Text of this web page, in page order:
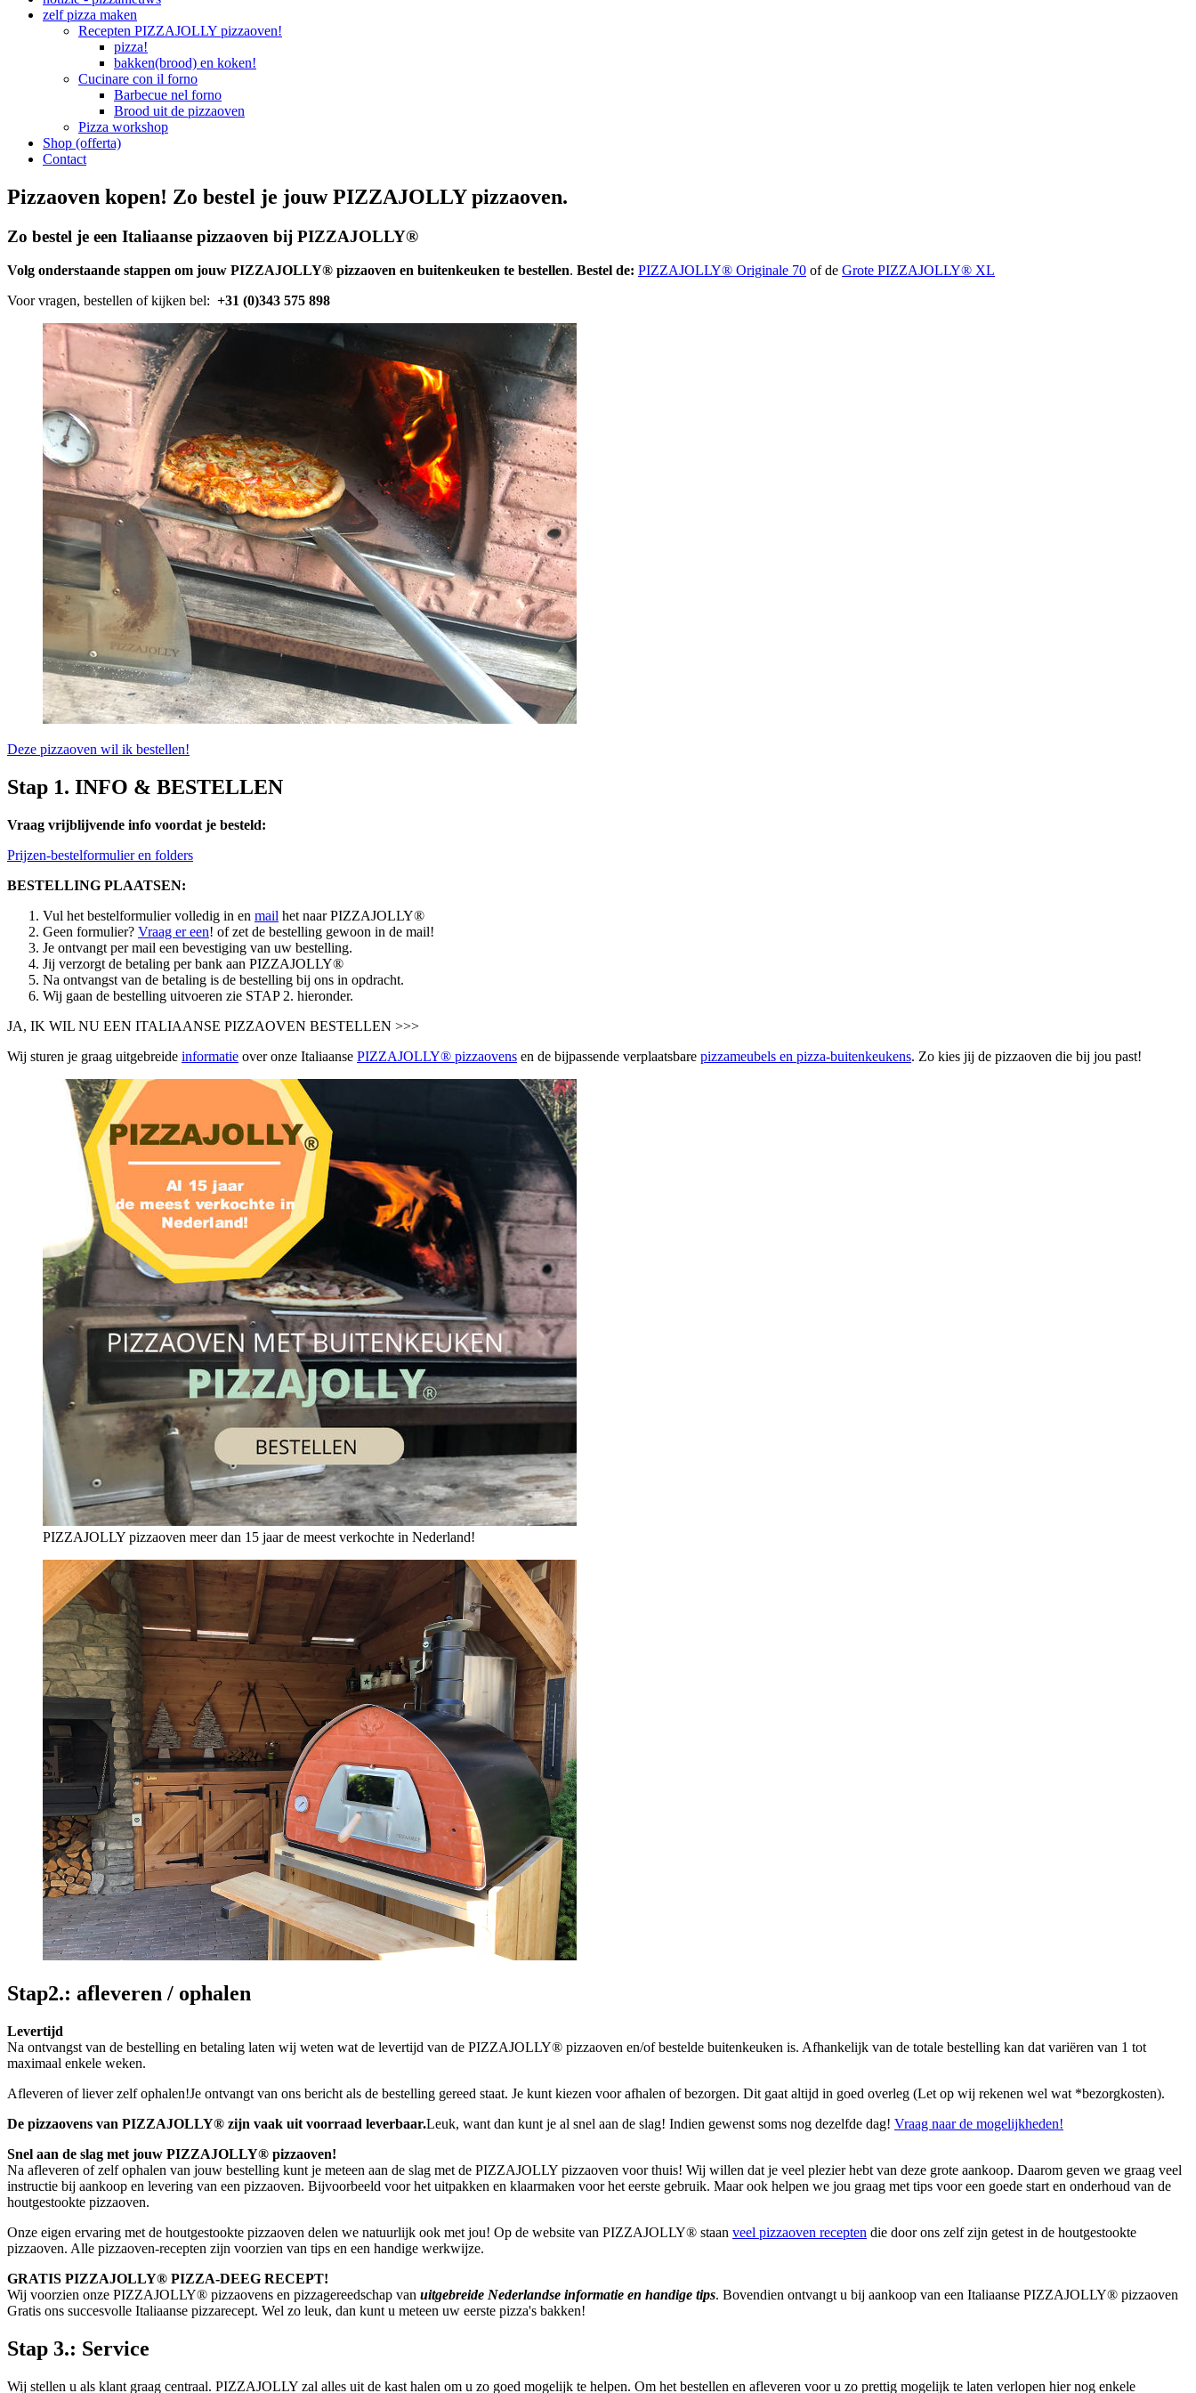
zelf pizza maken
Recepten PIZZAJOLLY pizzaoven!
pizza!
bakken(brood) en koken!
Cucinare con il forno
Barbecue nel forno
Brood uit de pizzaoven
Pizza workshop
Shop (offerta)
Contact
Pizzaoven kopen! Zo bestel je jouw PIZZAJOLLY pizzaoven.
Zo bestel je een Italiaanse pizzaoven bij PIZZAJOLLY®
Volg onderstaande stappen om jouw PIZZAJOLLY® pizzaoven en buitenkeuken te bestellen. Bestel de: PIZZAJOLLY® Originale 70 of de Grote PIZZAJOLLY® XL
Voor vragen, bestellen of kijken bel: +31 (0)343 575 898
Deze pizzaoven wil ik bestellen!
Stap 1. INFO & BESTELLEN
Vraag vrijblijvende info voordat je besteld:
Prijzen-bestelformulier en folders
BESTELLING PLAATSEN:
Vul het bestelformulier volledig in en mail het naar PIZZAJOLLY®
Geen formulier? Vraag er een! of zet de bestelling gewoon in de mail!
Je ontvangt per mail een bevestiging van uw bestelling.
Jij verzorgt de betaling per bank aan PIZZAJOLLY®
Na ontvangst van de betaling is de bestelling bij ons in opdracht.
Wij gaan de bestelling uitvoeren zie STAP 2. hieronder.
JA, IK WIL NU EEN ITALIAANSE PIZZAOVEN BESTELLEN >>>
Wij sturen je graag uitgebreide informatie over onze Italiaanse PIZZAJOLLY® pizzaovens en de bijpassende verplaatsbare pizzameubels en pizza-buitenkeukens. Zo kies jij de pizzaoven die bij jou past!
PIZZAJOLLY pizzaoven meer dan 15 jaar de meest verkochte in Nederland!
Stap2.: afleveren / ophalen
Levertijd
Na ontvangst van de bestelling en betaling laten wij weten wat de levertijd van de PIZZAJOLLY® pizzaoven en/of bestelde buitenkeuken is. Afhankelijk van de totale bestelling kan dat variëren van 1 tot
maximaal enkele weken.
Afleveren of liever zelf ophalen!Je ontvangt van ons bericht als de bestelling gereed staat. Je kunt kiezen voor afhalen of bezorgen. Dit gaat altijd in goed overleg (Let op wij rekenen wel wat *bezorgkosten).
De pizzaovens van PIZZAJOLLY® zijn vaak uit voorraad leverbaar.Leuk, want dan kunt je al snel aan de slag! Indien gewenst soms nog dezelfde dag! Vraag naar de mogelijkheden!
Snel aan de slag met jouw PIZZAJOLLY® pizzaoven!
Na afleveren of zelf ophalen van jouw bestelling kunt je meteen aan de slag met de PIZZAJOLLY pizzaoven voor thuis! Wij willen dat je veel plezier hebt van deze grote aankoop. Daarom geven we graag veel
instructie bij aankoop en levering van een pizzaoven. Bijvoorbeeld voor het uitpakken en klaarmaken voor het eerste gebruik. Maar ook helpen we jou graag met tips voor een goede start en onderhoud van de
houtgestookte pizzaoven.
Onze eigen ervaring met de houtgestookte pizzaoven delen we natuurlijk ook met jou! Op de website van PIZZAJOLLY® staan veel pizzaoven recepten die door ons zelf zijn getest in de houtgestookte
pizzaoven. Alle pizzaoven-recepten zijn voorzien van tips en een handige werkwijze.
GRATIS PIZZAJOLLY® PIZZA-DEEG RECEPT!
Wij voorzien onze PIZZAJOLLY® pizzaovens en pizzagereedschap van uitgebreide Nederlandse informatie en handige tips. Bovendien ontvangt u bij aankoop van een Italiaanse PIZZAJOLLY® pizzaoven
Gratis ons succesvolle Italiaanse pizzarecept. Wel zo leuk, dan kunt u meteen uw eerste pizza's bakken!
Stap 3.: Service
Wij stellen u als klant graag centraal. PIZZAJOLLY zal alles uit de kast halen om u zo goed mogelijk te helpen. Om het bestellen en afleveren voor u zo prettig mogelijk te laten verlopen hier nog enkele